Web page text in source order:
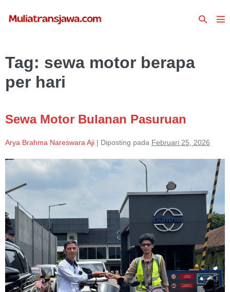
Toggle
Tag: sewa motor berapa
per hari
Sewa Motor Bulanan Pasuruan
Arya Brahma Nareswara Aji | Diposting pada Februari 25, 2026
Bulanan
Pasuruan